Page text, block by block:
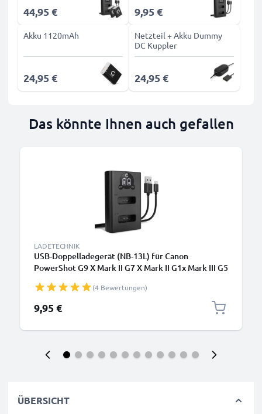
44,95 € 9,95 €
Akku 1120mAh
24,95 €
Netzteil + Akku Dummy
DC Kuppler
24,95 €
Das könnte Ihnen auch gefallen
LADETECHNIK
USB-Doppelladegerät (NB-13L) für Canon
PowerShot G9 X Mark II G7 X Mark II G1x Mark III G5
USB Kabel von CELLONIC
(4 Bewertungen)
9,95 €
ÜBERSICHT